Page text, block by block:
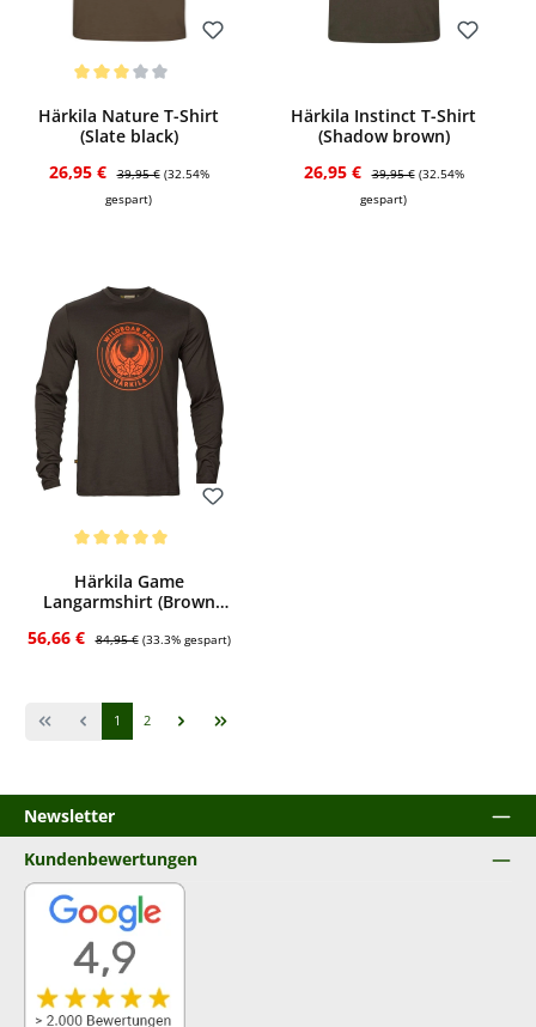
Bewerten
Härkila Nature T-Shirt
(Slate black)
Verkaufspreis:
26,95 € Regulärer Preis:
39,95 € (32.54%
gespart)
Härkila Instinct T-Shirt
(Shadow brown)
Verkaufspreis:
26,95 € Regulärer Preis:
39,95 € (32.54%
gespart)
Härkila Game
Langarmshirt (Brown
Verkaufspreis:
56,66 € Regulärer Preis:
84,95 € (33.3% gespart)
Seite
1 Seite
2
Newsletter
Kundenbewertungen